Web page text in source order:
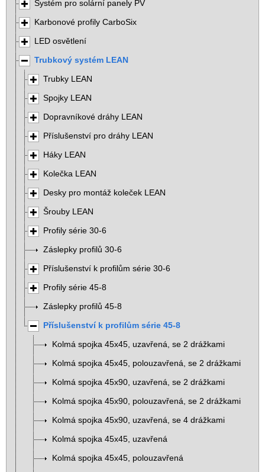
Systém pro solární panely PV
Karbonové profily CarboSix
LED osvětlení
Trubkový systém LEAN
Trubky LEAN
Spojky LEAN
Dopravníkové dráhy LEAN
Příslušenství pro dráhy LEAN
Háky LEAN
Kolečka LEAN
Desky pro montáž koleček LEAN
Šrouby LEAN
Profily série 30-6
Záslepky profilů 30-6
Příslušenství k profilům série 30-6
Profily série 45-8
Záslepky profilů 45-8
Příslušenství k profilům série 45-8
Kolmá spojka 45x45, uzavřená, se 2 drážkami
Kolmá spojka 45x45, polouzavřená, se 2 drážkami
Kolmá spojka 45x90, uzavřená, se 2 drážkami
Kolmá spojka 45x90, polouzavřená, se 2 drážkami
Kolmá spojka 45x90, uzavřená, se 4 drážkami
Kolmá spojka 45x45, uzavřená
Kolmá spojka 45x45, polouzavřená